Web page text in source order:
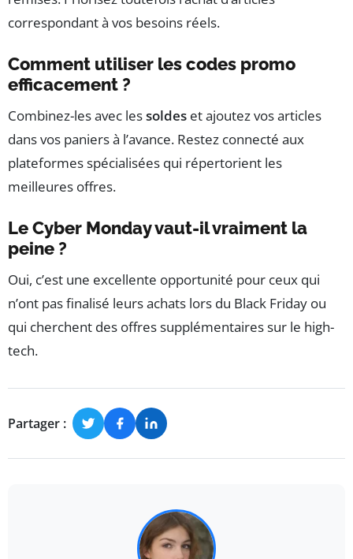
correspondant à vos besoins réels.
Comment utiliser les codes promo
efficacement ?
Combinez-les avec lessoldes et ajoutez vos articles
dans vos paniers à l’avance. Restez connecté aux
plateformes spécialisées qui répertorient les
meilleures offres.
Le Cyber Monday vaut-il vraiment la
peine ?
Oui, c’est une excellente opportunité pour ceux qui
n’ont pas finalisé leurs achats lors du Black Friday ou
qui cherchent des offres supplémentaires sur le high-
tech.
Partager :